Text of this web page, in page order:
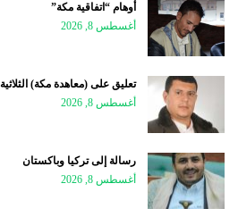
أوهام “اتفاقية مكة”
أغسطس 8, 2026
تعليق على (معاهدة مكة) الثلاثية
أغسطس 8, 2026
رسالة إلى تركيا وباكستان
أغسطس 8, 2026